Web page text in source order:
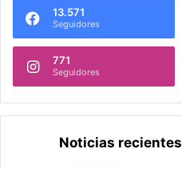
13.571
Seguidores
771
Seguidores
Noticias recientes